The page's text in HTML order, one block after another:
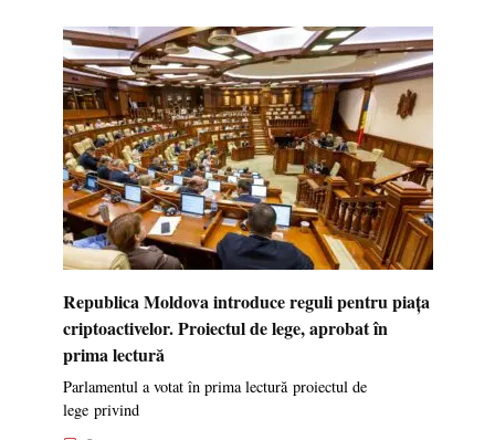
Republica Moldova introduce reguli pentru piața
criptoactivelor. Proiectul de lege, aprobat în
prima lectură
Parlamentul a votat în prima lectură proiectul de
lege privind